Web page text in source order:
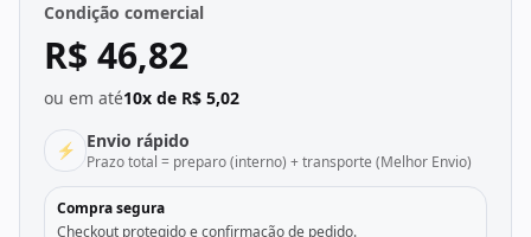
Condição comercial
R$ 46,82
ou em até10x de R$ 5,02
⚡ Envio rápido
Prazo total = preparo (interno) + transporte (Melhor Envio)
Compra segura
Checkout protegido e confirmação de pedido.